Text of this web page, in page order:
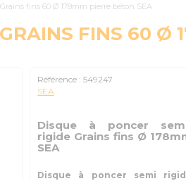
fins 60 Ø 178mm pierre béton SEA
FINS 60 Ø
Référence : 549247
SEA
Disque à poncer
rigide Grains fins Ø
SEA
Disque à poncer semi